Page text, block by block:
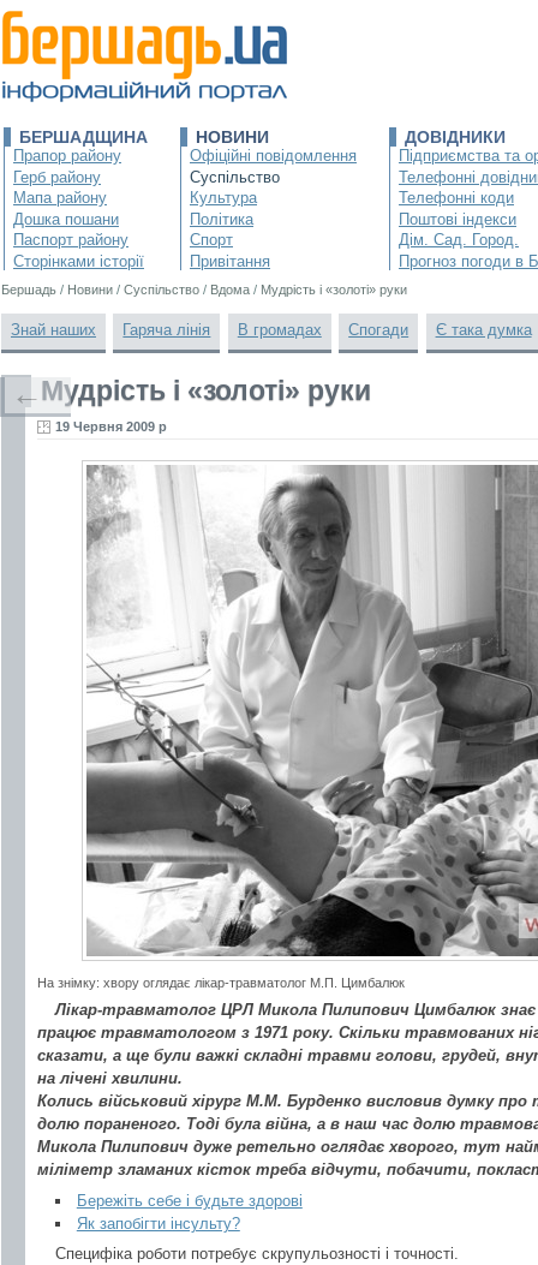
БЕРШАДЩИНА
Прапор району
Герб району
Мапа району
Дошка пошани
Паспорт району
Сторінками історії
НОВИНИ
Офіційні повідомлення
Суспільство
Культура
Політика
Спорт
Привітання
ДОВІДНИКИ
Підприємства та
Телефонні
Телефонні коди
Поштові індекси
Дім. Сад. Город.
Прогноз погоди в
Бершадь / Новини / Суспільство / Вдома / Мудрість і «золоті» руки
Знай наших Гаряча лінія В громадах Спогади Є така думка
Мудрість і «золоті» руки
19 Червня 2009 р
На знімку: хвору оглядає лікар-травматолог М.П. Цимбалюк
Лікар-травматолог ЦРЛ Микола Пилипович Цимбалюк
працює травматологом з 1971 року. Скільки травмованих
сказати, а ще були важкі складні травми голови, грудей,
на лічені хвилини.
Колись військовий хірург М.М. Бурденко висловив думку
долю пораненого. Тоді була війна, а в наш час долю
Микола Пилипович дуже ретельно оглядає хворого, тут
міліметр зламаних кісток треба відчути, побачити,
Бережіть себе і будьте здорові
Як запобігти інсульту?
Специфіка роботи потребує скрупульозності і точності.
←